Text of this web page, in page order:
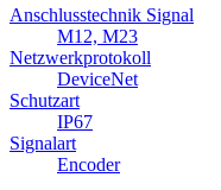
Anschlusstechnik Signal
M12, M23
Netzwerkprotokoll
DeviceNet
Schutzart
IP67
Signalart
Encoder